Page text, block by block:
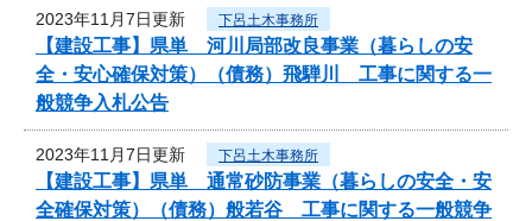
2023年11月7日更新 下呂土木事務所
【建設工事】県単 河川局部改良事業（暮らしの安
全・安心確保対策）（債務）飛騨川 工事に関する一
般競争入札公告
2023年11月7日更新 下呂土木事務所
【建設工事】県単 通常砂防事業（暮らしの安全・安
全確保対策）（債務）般若谷 工事に関する一般競争